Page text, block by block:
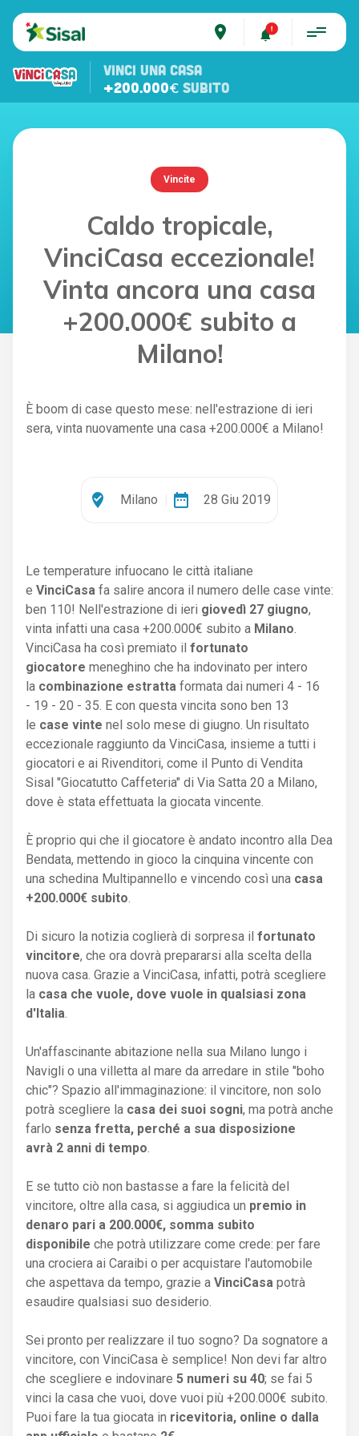
place
VINCI UNA CASA
+200.000€ SUBITO
Vincite
Caldo tropicale,
VinciCasa eccezionale!
Vinta ancora una casa
+200.000€ subito a
Milano!
È boom di case questo mese: nell'estrazione di ieri
sera, vinta nuovamente una casa +200.000€ a Milano!
where_to_vote Milano date_range 28 Giu 2019
Le temperature infuocano le città italiane
e VinciCasa fa salire ancora il numero delle case vinte:
ben 110! Nell'estrazione di ieri giovedì 27 giugno,
vinta infatti una casa +200.000€ subito a Milano.
VinciCasa ha così premiato il fortunato
giocatore meneghino che ha indovinato per intero
la combinazione estratta formata dai numeri 4 - 16
- 19 - 20 - 35. E con questa vincita sono ben 13
le case vinte nel solo mese di giugno. Un risultato
eccezionale raggiunto da VinciCasa, insieme a tutti i
giocatori e ai Rivenditori, come il Punto di Vendita
Sisal "Giocatutto Caffeteria" di Via Satta 20 a Milano,
dove è stata effettuata la giocata vincente.
È proprio qui che il giocatore è andato incontro alla Dea
Bendata, mettendo in gioco la cinquina vincente con
una schedina Multipannello e vincendo così una casa
+200.000€ subito.
Di sicuro la notizia coglierà di sorpresa il fortunato
vincitore, che ora dovrà prepararsi alla scelta della
nuova casa. Grazie a VinciCasa, infatti, potrà scegliere
la casa che vuole, dove vuole in qualsiasi zona
d'Italia.
Un'affascinante abitazione nella sua Milano lungo i
Navigli o una villetta al mare da arredare in stile "boho
chic"? Spazio all'immaginazione: il vincitore, non solo
potrà scegliere la casa dei suoi sogni, ma potrà anche
farlo senza fretta, perché a sua disposizione
avrà 2 anni di tempo.
E se tutto ciò non bastasse a fare la felicità del
vincitore, oltre alla casa, si aggiudica un premio in
denaro pari a 200.000€, somma subito
disponibile che potrà utilizzare come crede: per fare
una crociera ai Caraibi o per acquistare l'automobile
che aspettava da tempo, grazie a VinciCasa potrà
esaudire qualsiasi suo desiderio.
Sei pronto per realizzare il tuo sogno? Da sognatore a
vincitore, con VinciCasa è semplice! Non devi far altro
che scegliere e indovinare 5 numeri su 40; se fai 5
vinci la casa che vuoi, dove vuoi più +200.000€ subito.
Puoi fare la tua giocata in ricevitoria, online o dalla